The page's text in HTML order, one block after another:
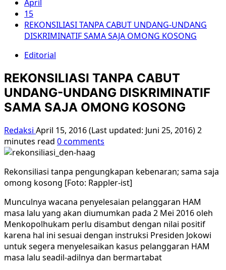
April
15
REKONSILIASI TANPA CABUT UNDANG-UNDANG
DISKRIMINATIF SAMA SAJA OMONG KOSONG
Editorial
REKONSILIASI TANPA CABUT
UNDANG-UNDANG DISKRIMINATIF
SAMA SAJA OMONG KOSONG
Redaksi April 15, 2016 (Last updated: Juni 25, 2016)2
minutes read 0 comments
Rekonsiliasi tanpa pengungkapan kebenaran; sama saja
omong kosong [Foto: Rappler-ist]
Munculnya wacana penyelesaian pelanggaran HAM
masa lalu yang akan diumumkan pada 2 Mei 2016 oleh
Menkopolhukam perlu disambut dengan nilai positif
karena hal ini sesuai dengan instruksi Presiden Jokowi
untuk segera menyelesaikan kasus pelanggaran HAM
masa lalu seadil-adilnya dan bermartabat